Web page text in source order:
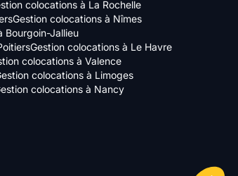
colocations à La Rochelle
Gestion colocations à Nîmes
Bourgoin-Jallieu
Gestion colocations à Le Havre
colocations à Valence
colocations à Limoges
colocations à Nancy
du Consentement : Personnalisez vos Options
vous permet d'adapter et de gérer vos